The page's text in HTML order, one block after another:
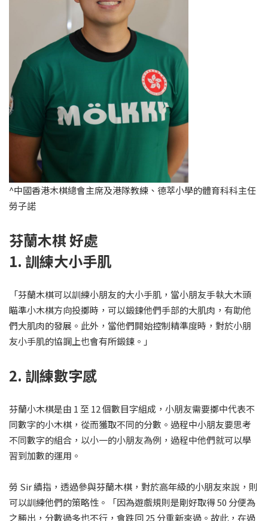
^中國香港木棋總會主席及港隊教練、德萃小學的體育科科主任
勞子諾
芬蘭木棋 好處
1. 訓練大小手肌
「芬蘭木棋可以訓練小朋友的大小手肌，當小朋友手執大木頭
瞄準小木棋方向投擲時，可以鍛鍊他們手部的大肌肉，有助他
們大肌肉的發展。此外，當他們開始控制精準度時，對於小朋
友小手肌的協調上也會有所鍛鍊。」
2. 訓練數字感
芬蘭小木棋是由 1 至 12 個數目字組成，小朋友需要擲中代表不
同數字的小木棋，從而獲取不同的分數。過程中小朋友要思考
不同數字的組合，以小一的小朋友為例，過程中他們就可以學
習到加數的運用。
勞 Sir 續指，透過參與芬蘭木棋，對於高年級的小朋友來說，則
可以訓練他們的策略性。「因為遊戲規則是剛好取得 50 分便為
之勝出，分數過多也不行，會跌回 25 分重新來過。故此，在過